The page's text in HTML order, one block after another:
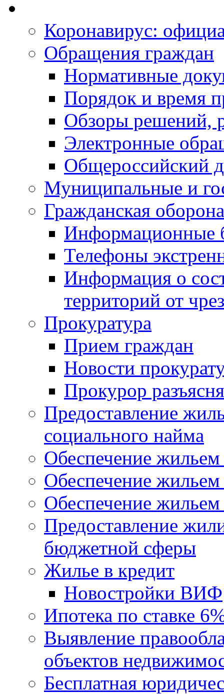
Коронавирус:
Обращения граждан
Нормативные
Порядок и время
Обзоры решений,
Электронные
Общероссийский
Муниципальные и
Гражданская
Информационные
Телефоны
Информация о
территорий от
Прокуратура
Прием граждан
Новости
Прокурор
Предоставление
социального найма
Обеспечение
Обеспечение
Обеспечение жильем
Предоставление
бюджетной сферы
Жилье в кредит
Новостройки ВИФ
Ипотека по ставке
Выявление
объектов
Бесплатная